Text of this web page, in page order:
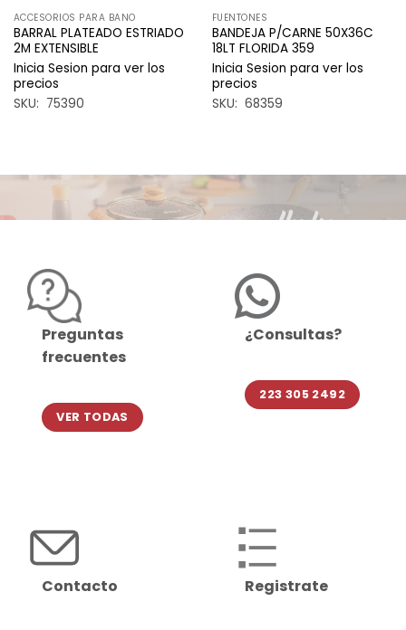
ACCESORIOS PARA BANO
BARRAL PLATEADO ESTRIADO
2M EXTENSIBLE
Inicia Sesion para ver los
precios
SKU: 75390
FUENTONES
BANDEJA P/CARNE 50X36C
18LT FLORIDA 359
Inicia Sesion para ver los
precios
SKU: 68359
Preguntas
frecuentes
VER TODAS
¿Consultas?
223 305 2492
Contacto Registrate